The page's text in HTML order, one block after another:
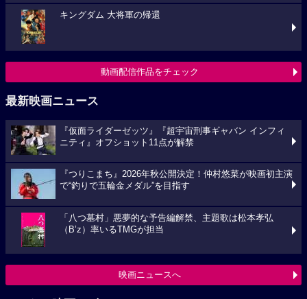
キングダム 大将軍の帰還
動画配信作品をチェック
最新映画ニュース
『仮面ライダーゼッツ』『超宇宙刑事ギャバン インフィ
ニティ』オフショット11点が解禁
『つりこまち』2026年秋公開決定！仲村悠菜が映画初主演
で“釣りで五輪金メダル”を目指す
「八つ墓村」悪夢的な予告編解禁、主題歌は松本孝弘
（B’z）率いるTMGが担当
映画ニュースへ